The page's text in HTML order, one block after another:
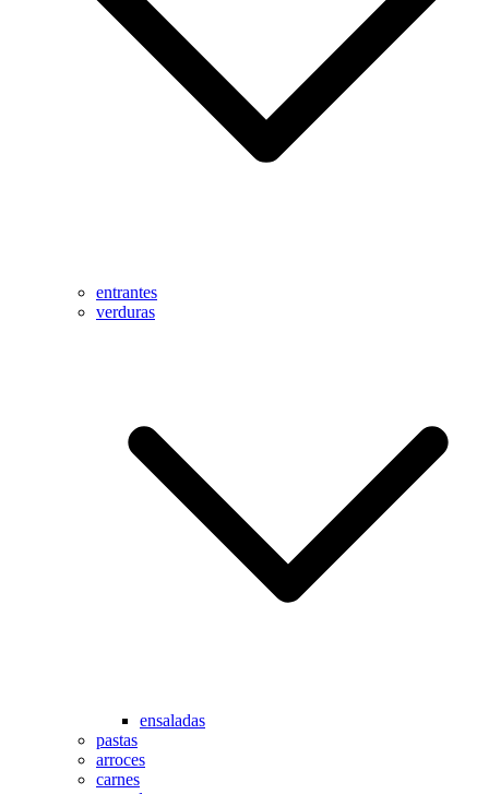
entrantes
verduras
ensaladas
pastas
arroces
carnes